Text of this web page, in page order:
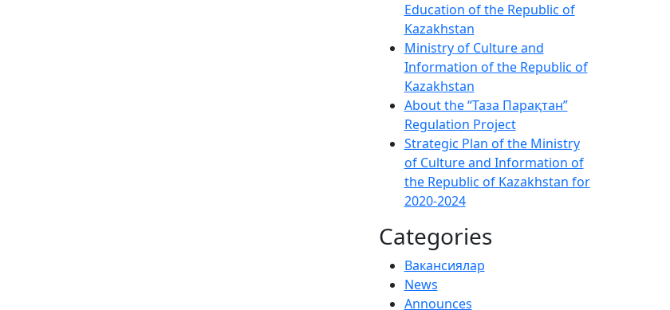
Education of the Republic of
Kazakhstan
Ministry of Culture and
Information of the Republic of
Kazakhstan
About the “Таза Парақтан”
Regulation Project
Strategic Plan of the Ministry
of Culture and Information of
the Republic of Kazakhstan for
2020-2024
Categories
Вакансиялар
News
Announces